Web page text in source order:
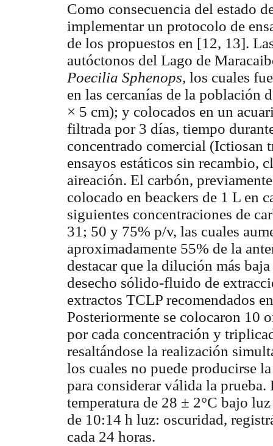
Como consecuencia del estado
implementar un protocolo de
de los propuestos en [12, 13].
autóctonos del Lago de
Poecilia Sphenops, los cuales
en las cercanías de la población
× 5 cm); y colocados en un
filtrada por 3 días, tiempo
concentrado comercial (Ictiosan
ensayos estáticos sin recambio,
aireación. El carbón,
colocado en beackers de 1 L en
siguientes concentraciones de
31; 50 y 75% p/v, las cuales
aproximadamente 55% de la
destacar que la dilución más
desecho sólido-fluido de
extractos TCLP recomendados
Posteriormente se colocaron 10
por cada concentración y
resaltándose la realización
los cuales no puede producirse
para considerar válida la prueba.
temperatura de 28 ± 2°C bajo
de 10:14 h luz: oscuridad,
cada 24 horas.